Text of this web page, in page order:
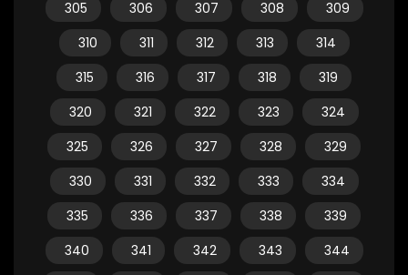
305
306 307 308
309
310
311 312 313
314
315
316 317 318
319
320
321 322 323
324
325
326 327 328
329
330
331 332 333
334
335
336 337 338
339
340
341 342 343
344